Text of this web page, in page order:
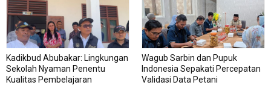
Kadikbud Abubakar: Lingkungan
Sekolah Nyaman Penentu
Kualitas Pembelajaran
Wagub Sarbin dan Pupuk
Indonesia Sepakati Percepatan
Validasi Data Petani